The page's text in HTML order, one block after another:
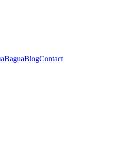
BaguaBlogContact